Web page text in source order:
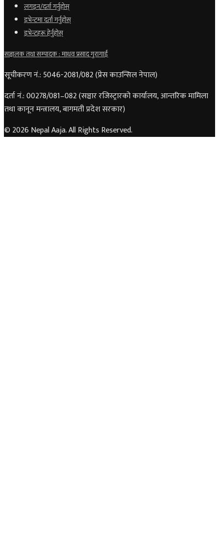
लगइन/दर्ता गर्नुहोस्
इभेन्टमा दर्ता गर्नुहोस्
इभेन्टहरू हेर्नुहोस्
सञ्चालक तथा सम्पादक : माधव प्रसाद गुरागाईं
सूचीकरण नं.: 5046-2081/082 (प्रेस काउन्सिल नेपाल)
दर्ता नं.: 00278/081–082 (सञ्चार रजिस्ट्रारको कार्यालय, आन्तरिक मामिला
तथा कानून मन्त्रालय, बागमती प्रदेश सरकार)
© 2026 Nepal Aaja. All Rights Reserved.